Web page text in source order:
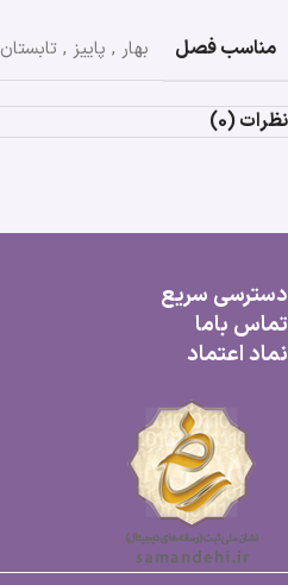
مناسب فصل بهار , پاییز , تابستان
نظرات (0)
دسترسی سریع
تماس باما
نماد اعتماد